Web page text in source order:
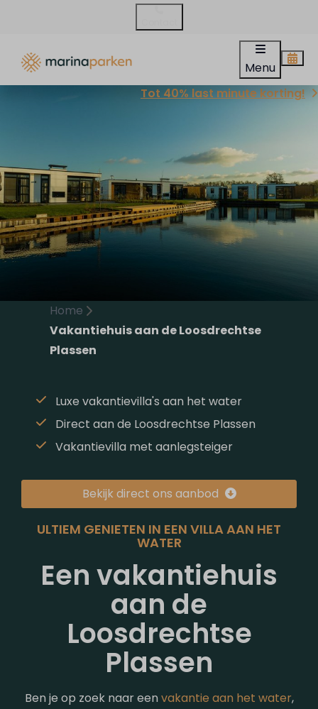
Menu
Tot 40% last minute korting!
Home
Vakantiehuis aan de Loosdrechtse
Plassen
Luxe vakantievilla's aan het water
Direct aan de Loosdrechtse Plassen
Vakantievilla met aanlegsteiger
Bekijk direct ons aanbod
ULTIEM GENIETEN IN EEN VILLA AAN HET
WATER
Een vakantiehuis
aan de
Loosdrechtse
Plassen
Ben je op zoek naar eenvakantie aan het water,